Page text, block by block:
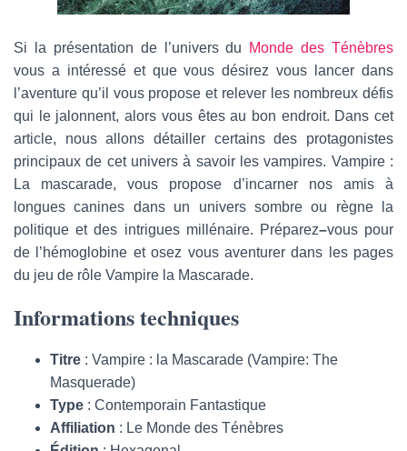
Si la présentation de l’univers du
Monde des Ténèbres
vous a intéressé et que vous désirez vous lancer dans
l’aventure qu’il vous propose et relever les nombreux défis
qui le jalonnent, alors vous êtes au bon endroit. Dans cet
article, nous allons détailler certains des protagonistes
principaux de cet univers à savoir les vampires. Vampire :
La mascarade, vous propose d’incarner nos amis à
longues canines dans un univers sombre ou règne la
politique et des intrigues millénaire. Préparez–vous pour
de l’hémoglobine et osez vous aventurer dans les pages
du jeu de rôle Vampire la Mascarade.
Informations techniques
Titre : Vampire : la Mascarade (Vampire: The
Masquerade)
Type : Contemporain Fantastique
Affiliation : Le Monde des Ténèbres